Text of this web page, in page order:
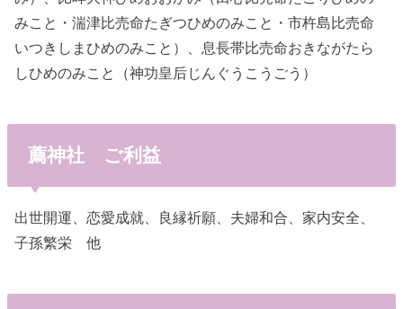
みこと・湍津比売命たぎつひめのみこと・市杵島比売命
いつきしまひめのみこと）、息長帯比売命おきながたら
しひめのみこと（神功皇后じんぐうこうごう）
薦神社 ご利益
出世開運、恋愛成就、良縁祈願、夫婦和合、家内安全、
子孫繁栄 他